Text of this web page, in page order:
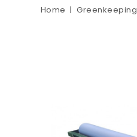
Home Greenkeeping